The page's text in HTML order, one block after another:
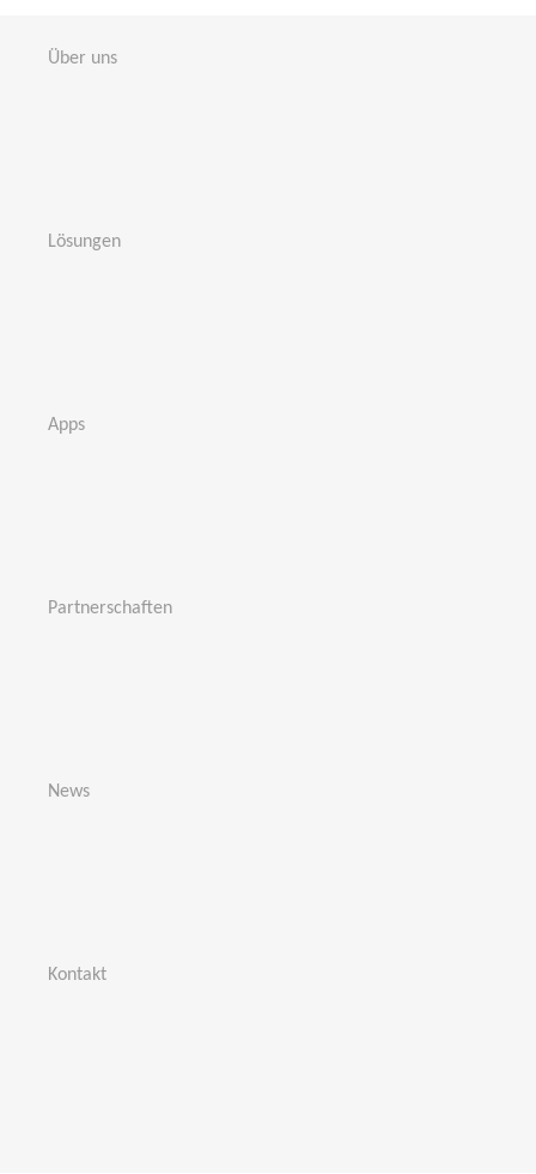
Über uns
Lösungen
Apps
Partnerschaften
News
Kontakt